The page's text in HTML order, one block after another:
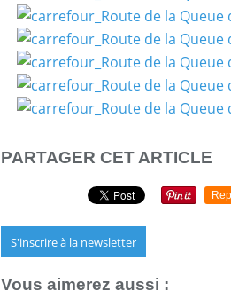
PARTAGER CET ARTICLE
S'inscrire à la newsletter
Vous aimerez aussi :